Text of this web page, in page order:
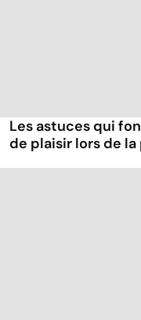
Les astuces qui
de plaisir lors de